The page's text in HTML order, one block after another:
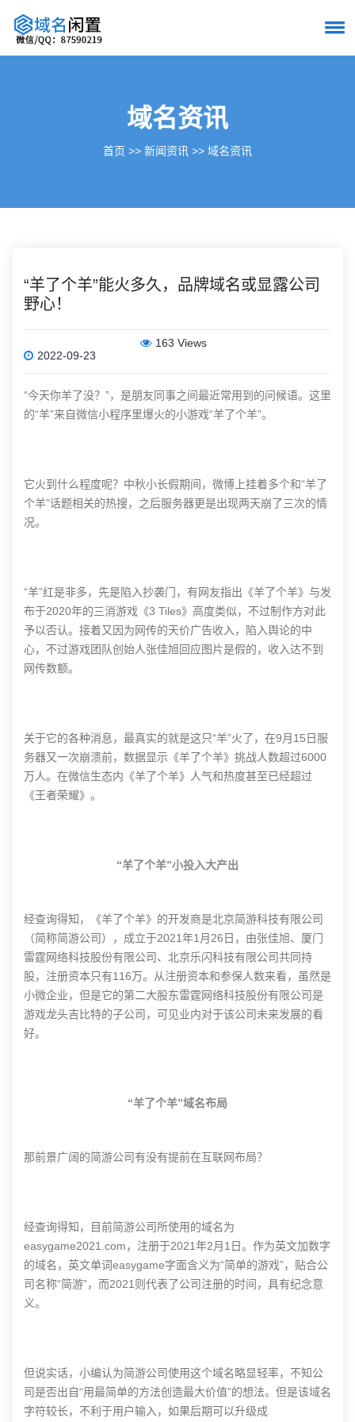
域名资讯
首页 >> 新闻资讯 >> 域名资讯
“羊了个羊”能火多久，品牌域名或显露公司
野心！
2022-09-23
163 Views
“今天你羊了没？”，是朋友同事之间最近常用到的问候语。这里
的“羊”来自微信小程序里爆火的小游戏“羊了个羊”。
它火到什么程度呢？中秋小长假期间，微博上挂着多个和“羊了
个羊”话题相关的热搜，之后服务器更是出现两天崩了三次的情
况。
“羊”红是非多，先是陷入抄袭门，有网友指出《羊了个羊》与发
布于2020年的三消游戏《3 Tiles》高度类似，不过制作方对此
予以否认。接着又因为网传的天价广告收入，陷入舆论的中
心，不过游戏团队创始人张佳旭回应图片是假的，收入达不到
网传数额。
关于它的各种消息，最真实的就是这只“羊”火了，在9月15日服
务器又一次崩溃前，数据显示《羊了个羊》挑战人数超过6000
万人。在微信生态内《羊了个羊》人气和热度甚至已经超过
《王者荣耀》。
“羊了个羊”小投入大产出
经查询得知，《羊了个羊》的开发商是北京简游科技有限公司
（简称简游公司），成立于2021年1月26日，由张佳旭、厦门
雷霆网络科技股份有限公司、北京乐闪科技有限公司共同持
股，注册资本只有116万。从注册资本和参保人数来看，虽然是
小微企业，但是它的第二大股东雷霆网络科技股份有限公司是
游戏龙头吉比特的子公司，可见业内对于该公司未来发展的看
好。
“羊了个羊”域名布局
那前景广阔的简游公司有没有提前在互联网布局？
经查询得知，目前简游公司所使用的域名为
easygame2021.com，注册于2021年2月1日。作为英文加数字
的域名，英文单词easygame字面含义为“简单的游戏”，贴合公
司名称“简游”，而2021则代表了公司注册的时间，具有纪念意
义。
但说实话，小编认为简游公司使用这个域名略显轻率，不知公
司是否出自“用最简单的方法创造最大价值”的想法。但是该域名
字符较长，不利于用户输入，如果后期可以升级成